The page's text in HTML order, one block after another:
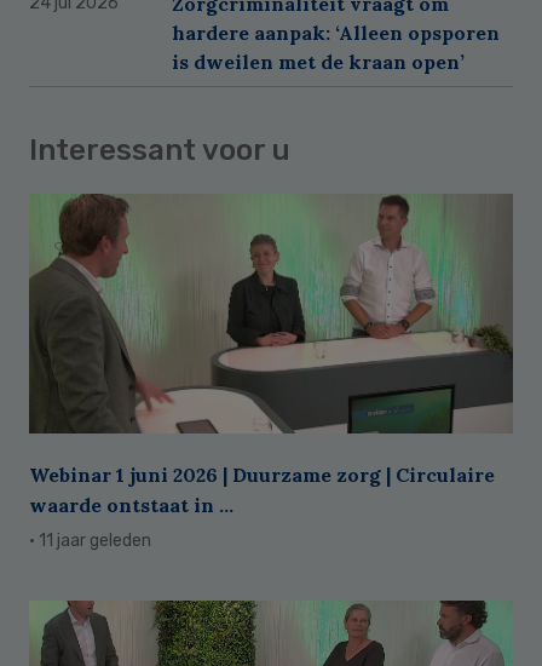
hardere aanpak: ‘Alleen opsporen
is dweilen met de kraan open’
Interessant voor u
Webinar 1 juni 2026 | Duurzame zorg | Circulaire
waarde ontstaat in ...
· 11 jaar geleden